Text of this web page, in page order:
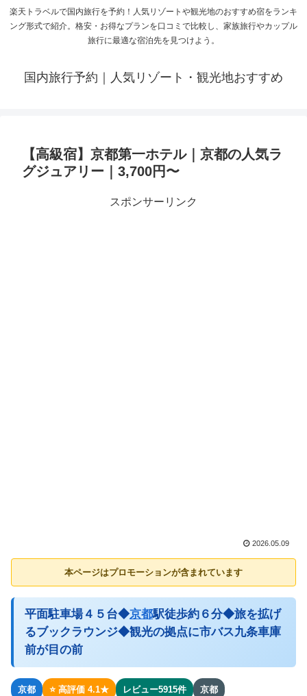
楽天トラベルで国内旅行を予約！人気リゾートや観光地のおすすめ宿をランキ
ング形式で紹介。格安・お得なプランを口コミで比較し、家族旅行やカップル
旅行に最適な宿泊先を見つけよう。
国内旅行予約｜人気リゾート・観光地おすすめ
【高級宿】京都第一ホテル｜京都の人気ラ
グジュアリー｜3,700円〜
スポンサーリンク
2026.05.09
本ページはプロモーションが含まれています
平面駐車場４５台◆京都駅徒歩約６分◆旅を拡げ
るブックラウンジ◆観光の拠点に市バス九条車庫
前が目の前
京都 ⭐ 高評価 4.1★ レビュー5915件 京都